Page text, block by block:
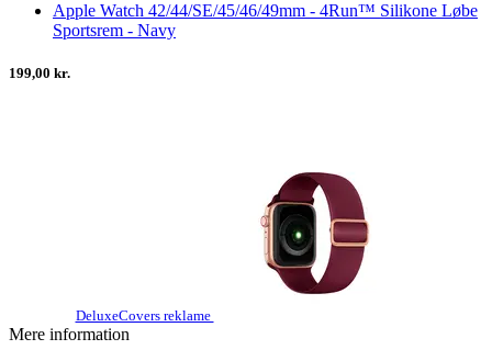
Apple Watch 42/44/SE/45/46/49mm - 4Run™ Silikone Løbe
Sportsrem - Navy
199,00 kr.
DeluxeCovers reklame
Mere information